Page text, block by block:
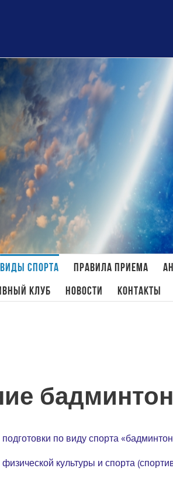
Виды спорта Правила приема
клуб Новости Контакты
по виду спорта
культуры и спорта